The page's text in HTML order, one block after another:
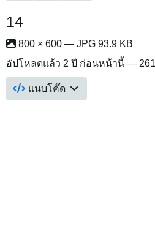
14
800 × 600 — JPG 93.9 KB
อัปโหลดแล้ว 2 ปี ก่อนหน้านี้ —
แนบโค๊ด